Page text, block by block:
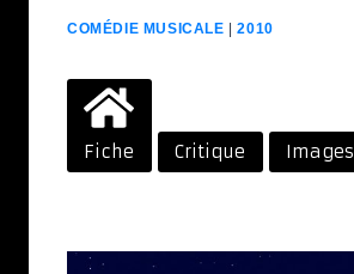
COMÉDIE MUSICALE |2010
Fiche Critique Images